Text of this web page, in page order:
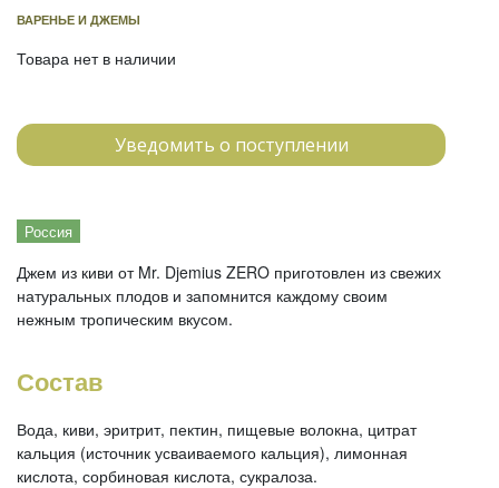
ВАРЕНЬЕ И ДЖЕМЫ
Товара нет в наличии
Уведомить о поступлении
Россия
Джем из киви от Mr. Djemius ZERO приготовлен из свежих
натуральных плодов и запомнится каждому своим
нежным тропическим вкусом.
Состав
Вода, киви, эритрит, пектин, пищевые волокна, цитрат
кальция (источник усваиваемого кальция), лимонная
кислота, сорбиновая кислота, сукралоза.